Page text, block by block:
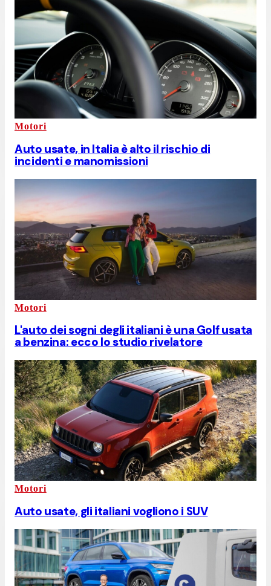
Motori
Auto usate, in Italia è alto il rischio di
incidenti e manomissioni
Motori
L'auto dei sogni degli italiani è una Golf usata
a benzina: ecco lo studio rivelatore
Motori
Auto usate, gli italiani vogliono i SUV